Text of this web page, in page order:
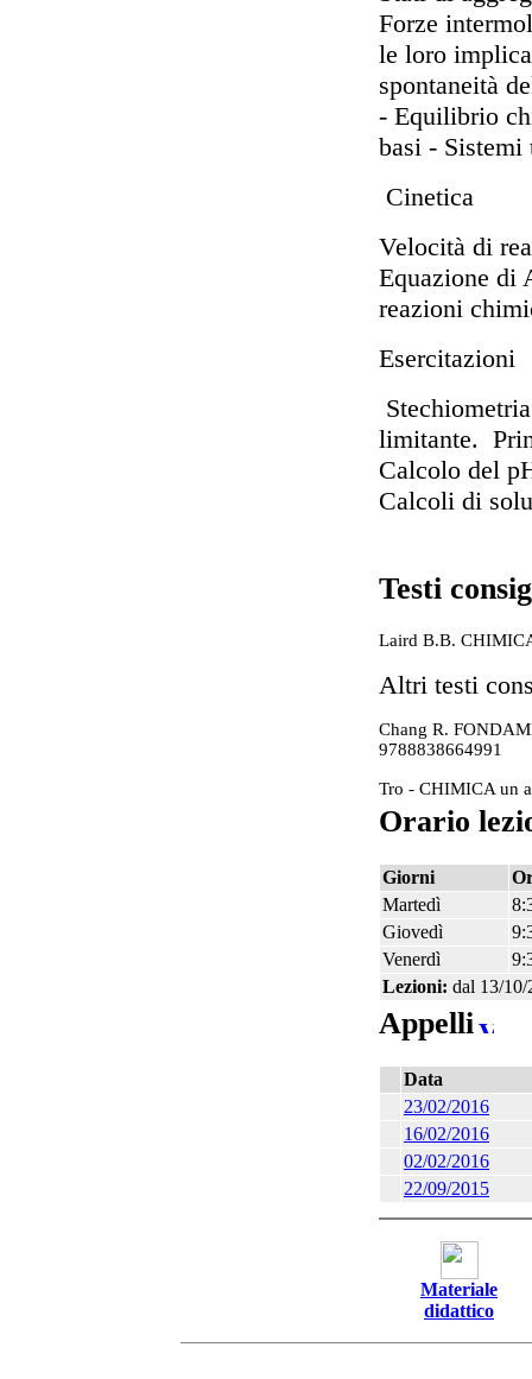
Forze
le loro
spontaneità
- Equilibrio
basi -
Cinetica
Velocità di
Equazione di
reazioni
Esercitazioni
limitante.
Calcolo del
Calcoli di
Testi
Laird B.B.
Altri testi
Chang R.
9788838664991
Tro - CHIMICA un
Orario
Giorni
Martedì
Giovedì
Venerdì
Lezioni: dal 13/
Appelli
Data
23/02/2016
16/02/2016
02/02/2016
22/09/2015
Materiale
didattico